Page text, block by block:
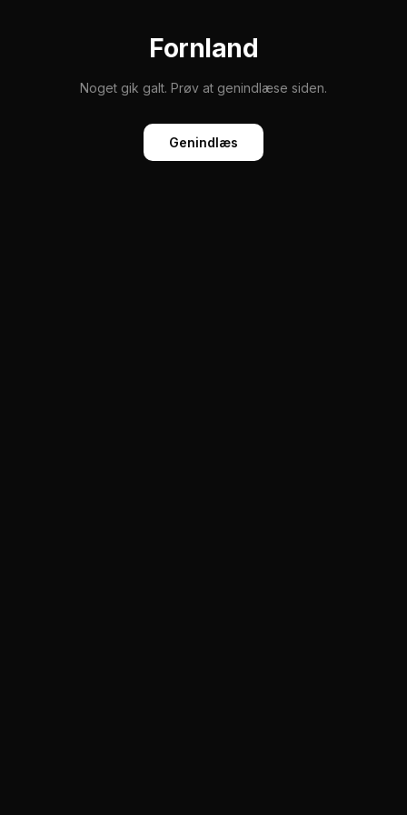
Fornland
Noget gik galt. Prøv at genindlæse siden.
Genindlæs